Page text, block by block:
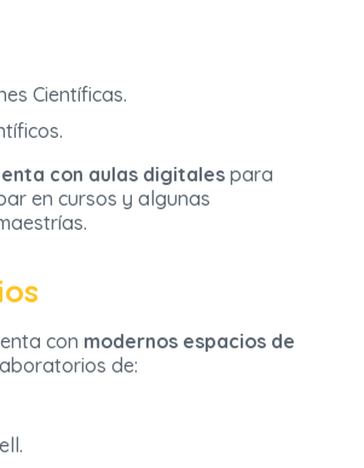
Científicas.
con aulas digitales para
en cursos y algunas
con modernos espacios de
de: